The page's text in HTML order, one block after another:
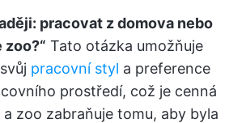
pracovat z domova nebo
Tato otázka umožňuje
pracovní styl a preference
prostředí, což je cenná
zoo zabraňuje tomu, aby byla